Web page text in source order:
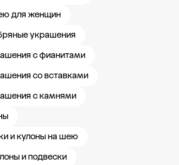
для женщин
украшения
с фианитами
со вставками
с камнями
и кулоны на шею
и подвески